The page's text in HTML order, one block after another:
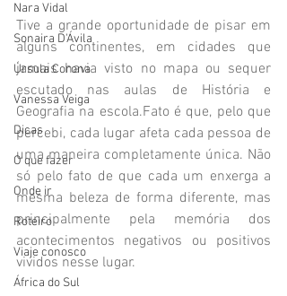
Nara Vidal
Sonaira D'Ávila
Úrsula Corona
Vanessa Veiga
Dicas
O que fazer
Onde ir
Roteiro
Viaje conosco
África do Sul
Tive a grande oportunidade de pisar em
alguns continentes, em cidades que
jamais havia visto no mapa ou sequer
escutado nas aulas de História e
Geografia na escola.Fato é que, pelo que
percebi, cada lugar afeta cada pessoa de
uma maneira completamente única. Não
só pelo fato de que cada um enxerga a
mesma beleza de forma diferente, mas
principalmente pela memória dos
acontecimentos negativos ou positivos
vividos nesse lugar.